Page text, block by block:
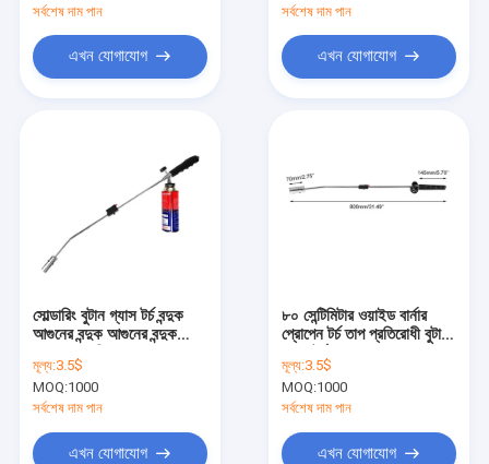
সর্বশেষ দাম পান
এখন যোগাযোগ
সর্বশেষ দাম পান
এখন যোগাযোগ
সোল্ডারিং বুটান গ্যাস টর্চ বন্দুক
আগুনের বন্দুক আগুনের বন্দুক
মূল্য:3.5$
MOQ:1000
সর্বশেষ দাম পান
এখন যোগাযোগ
৮০ সেন্টিমিটার ওয়াইড বার্নার
প্রোপেন টর্চ তাপ প্রতিরোধী বুটান
মূল্য:3.5$
MOQ:1000
সর্বশেষ দাম পান
এখন যোগাযোগ